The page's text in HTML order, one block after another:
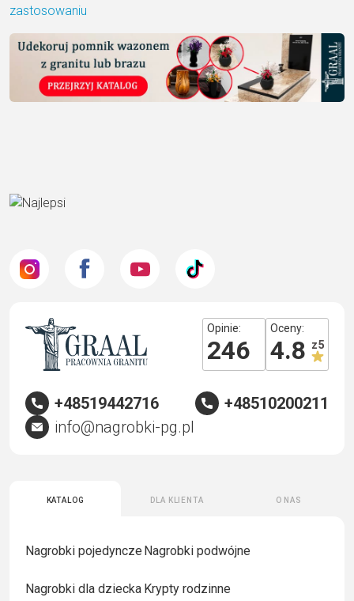
zastosowaniu
Katalog Dla klienta O nas
Nagrobki pojedyncze Nagrobki podwójne
Nagrobki dla dziecka Krypty rodzinne
Opinie:
246
Oceny:
4.8 z 5
+48519442716
+48510200211
info@nagrobki-pg.pl